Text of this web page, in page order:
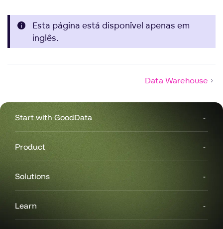
Esta página está disponível apenas em
inglês.
Data Warehouse
Start with GoodData
Product
Solutions
Learn